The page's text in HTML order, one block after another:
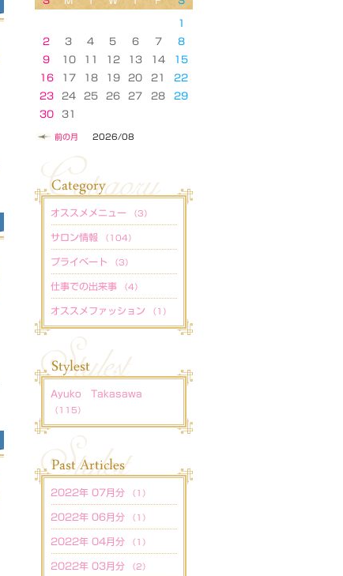
前の月 2026/08
1
2
3 4 5 6 7
8
9
10 11 12 13 14
15
16
17 18 19 20 21
22
23
24 25 26 27 28
29
30
31
オススメメニュー （3）
サロン情報 （104）
プライベート （3）
仕事での出来事 （4）
オススメファッション （1）
Ayuko Takasawa
（115）
2022年 07月分 （1）
2022年 06月分 （1）
2022年 04月分 （1）
2022年 03月分 （2）